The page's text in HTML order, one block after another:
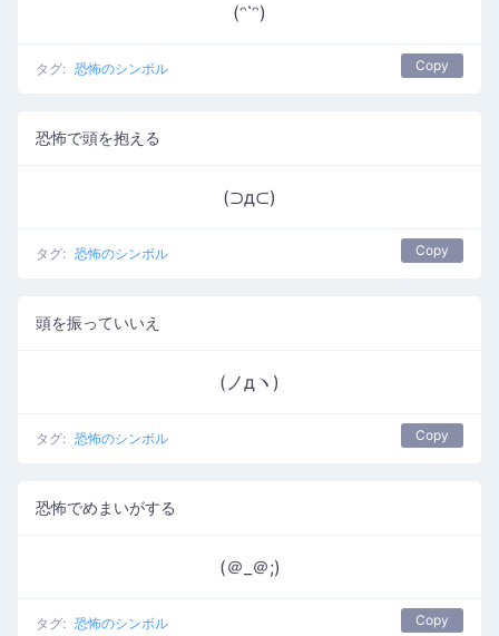
(ᵔ῾ᵔ)
タグ: 恐怖のシンボル Copy
恐怖で頭を抱える
(⊃д⊂)
タグ: 恐怖のシンボル Copy
頭を振っていいえ
(ノдヽ)
タグ: 恐怖のシンボル Copy
恐怖でめまいがする
(＠_＠;)
タグ: 恐怖のシンボル Copy